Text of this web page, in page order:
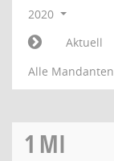
2020
Aktuell
Alle Mandanten
1 MI